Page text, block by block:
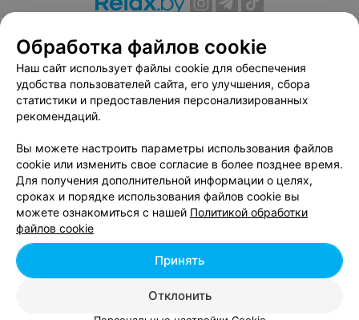
Вакансии
Публичный договор
Способы оплаты
Публичный договор по использованию сервиса
«Афиша»
Пользовательское соглашение
Связаться по вопросам сотрудничества
Написать руководителю relax.by
Персональные настройки cookie
Обработка персональных данных
| 220012, Республика Беларусь, г. Минск,
Обработка файлов cookie
Наш сайт использует файлы cookie для обеспечения
удобства пользователей сайта, его улучшения, сбора
статистики и предоставления персонализированных
рекомендаций.
Вы можете настроить параметры использования файлов
cookie или изменить свое согласие в более позднее время.
Для получения дополнительной информации о целях,
сроках и порядке использования файлов cookie вы
можете ознакомиться с нашей Политикой обработки
файлов cookie
Отклонить
Принять